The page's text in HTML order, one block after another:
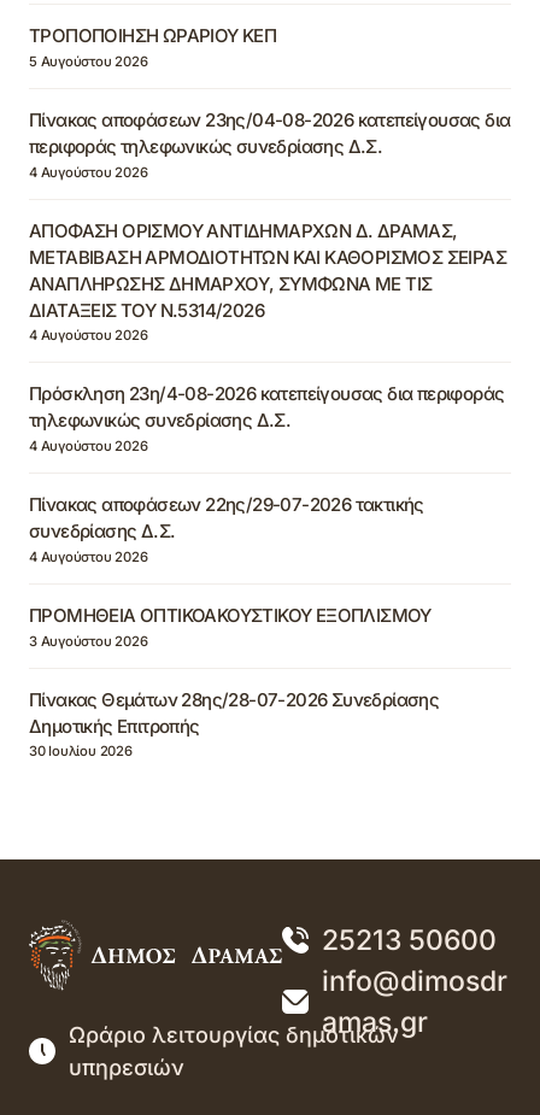
ΤΡΟΠΟΠΟΙΗΣΗ ΩΡΑΡΙΟΥ ΚΕΠ
5 Αυγούστου 2026
Πίνακας αποφάσεων 23ης/04-08-2026 κατεπείγουσας δια
περιφοράς τηλεφωνικώς συνεδρίασης Δ.Σ.
4 Αυγούστου 2026
ΑΠΟΦΑΣΗ ΟΡΙΣΜΟΥ ΑΝΤΙΔΗΜΑΡΧΩΝ Δ. ΔΡΑΜΑΣ,
ΜΕΤΑΒΙΒΑΣΗ ΑΡΜΟΔΙΟΤΗΤΩΝ ΚΑΙ ΚΑΘΟΡΙΣΜΟΣ ΣΕΙΡΑΣ
ΑΝΑΠΛΗΡΩΣΗΣ ΔΗΜΑΡΧΟΥ, ΣΥΜΦΩΝΑ ΜΕ ΤΙΣ
ΔΙΑΤΑΞΕΙΣ ΤΟΥ Ν.5314/2026
4 Αυγούστου 2026
Πρόσκληση 23η/4-08-2026 κατεπείγουσας δια περιφοράς
τηλεφωνικώς συνεδρίασης Δ.Σ.
4 Αυγούστου 2026
Πίνακας αποφάσεων 22ης/29-07-2026 τακτικής
συνεδρίασης Δ.Σ.
4 Αυγούστου 2026
ΠΡΟΜΗΘΕΙΑ ΟΠΤΙΚΟΑΚΟΥΣΤΙΚΟΥ ΕΞΟΠΛΙΣΜΟΥ
3 Αυγούστου 2026
Πίνακας Θεμάτων 28ης/28-07-2026 Συνεδρίασης
Δημοτικής Επιτροπής
30 Ιουλίου 2026
25213 50600
info@dimosdr
amas.gr
Ωράριο λειτουργίας δημοτικών
υπηρεσιών